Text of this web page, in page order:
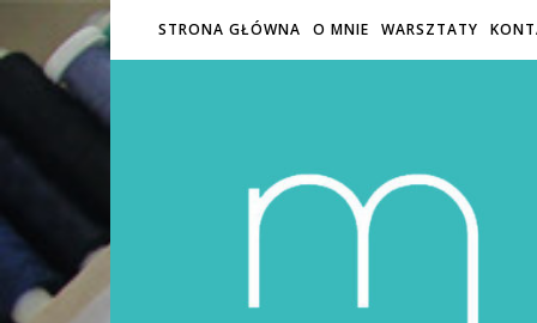
STRONA GŁÓWNA O MNIE WARSZTATY